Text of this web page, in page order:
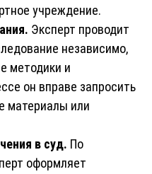
учреждение.
Эксперт проводит
независимо,
методики и
он вправе запросить
материалы или
в суд. По
оформляет